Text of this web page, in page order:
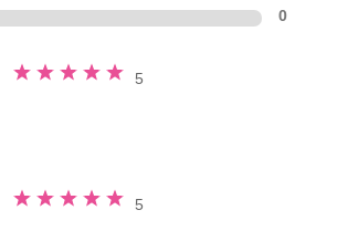
0
5
Hodnotené
5.0
5
Hodnotené
5.0